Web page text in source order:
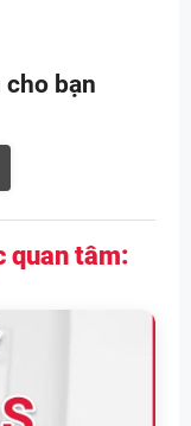
bạn
quan tâm: